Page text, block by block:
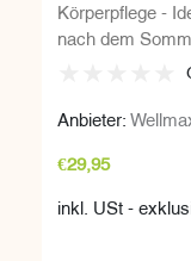
Körperpflege -
nach dem
Anbieter:
€29,95
inkl. USt -